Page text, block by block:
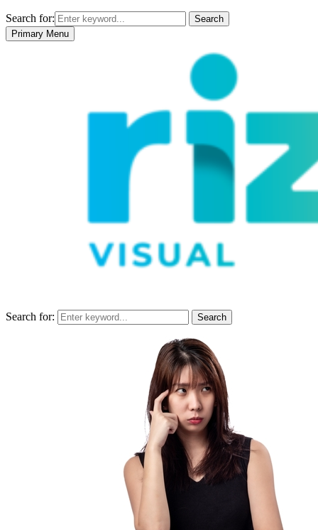
Search for:
Search
Primary Menu
Search for: Search